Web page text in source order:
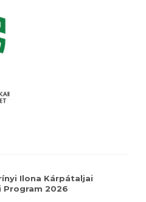
Ilona Kárpátaljai
Program 2026